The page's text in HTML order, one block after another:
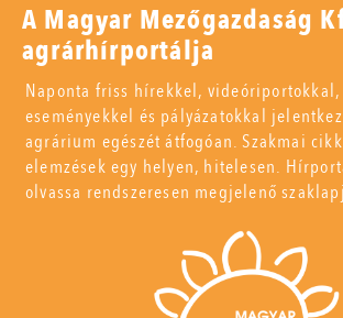
A Magyar Mezőgazdaság
agrárhírportálja
Naponta friss hírekkel, videóriportokkal,
eseményekkel és pályázatokkal
agrárium egészét átfogóan. Szakmai
elemzések egy helyen, hitelesen.
olvassa rendszeresen megjelenő